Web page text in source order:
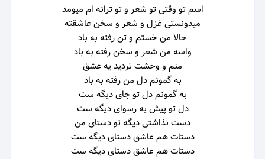
اسم تو وقتی تو شعر و تو ترانه ام میومد
میدونستی غزل و شعر و سخن عاشقته
حالا من خستم و تن رفته به باد
واسه من شعر و سخن رفته به باد
منم و وحشت تردید یه عشق
به گمونم دل من رفته به باد
به گمونم دل تو جای دیگه ست
دل تو پیش یه رسوای دیگه ست
دست نذاشتی دیگه تو دستای من
دستات هم عاشق دستای دیگه ست
دستات هم عاشق دستای دیگه ست